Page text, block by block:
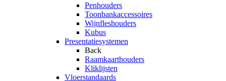
Penhouders
Toonbankaccessoires
Wijnfleshouders
Kubus
Presentatiesystemen
Back
Raamkaarthouders
Kliklijsten
Vloerstandaards